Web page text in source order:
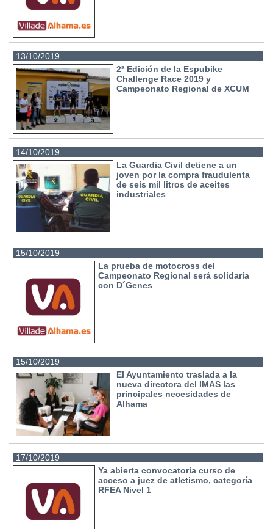
13/10/2019
2ª Edición de la Espubike
Challenge Race 2019 y
Campeonato Regional de XCUM
14/10/2019
La Guardia Civil detiene a un
joven por la compra fraudulenta
de seis mil litros de aceites
industriales
15/10/2019
La prueba de motocross del
Campeonato Regional será solidaria
con D´Genes
15/10/2019
El Ayuntamiento traslada a la
nueva directora del IMAS las
principales necesidades de
Alhama
17/10/2019
Ya abierta convocatoria curso de
acceso a juez de atletismo, categoría
RFEA Nivel 1